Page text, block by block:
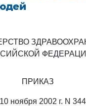
ПРИКАЗ
ноября 2002 г. N 344